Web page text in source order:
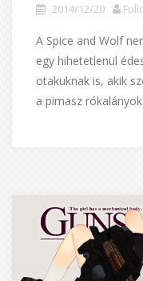
2014/12/20
A Spice and Wolf
egy hihetetlenül
otakuknak is, akik
a pimasz